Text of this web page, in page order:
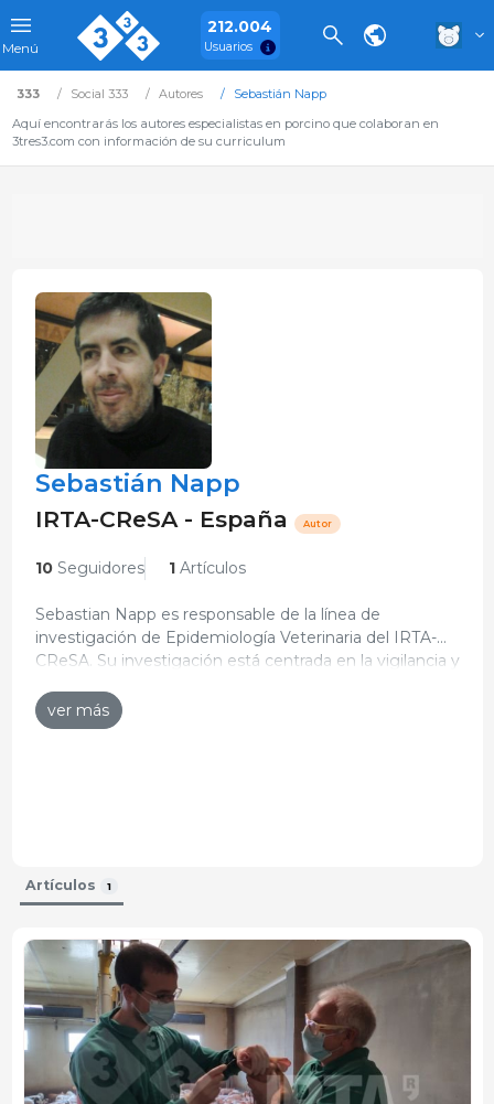
Menú
212.004
Usuarios
333 Social 333 Autores
Sebastián Napp
Aquí encontrarás los autores especialistas en porcino que colaboran en
3tres3.com con información de su curriculum
Sebastián Napp
IRTA-CReSA - España Autor
10Seguidores 1Artículos
Sebastian Napp es responsable de la línea de
investigación de Epidemiología Veterinaria del IRTA-
CReSA. Su investigación está centrada en la vigilancia y
modelos epidemiológicos.
ver más
Artículos 1